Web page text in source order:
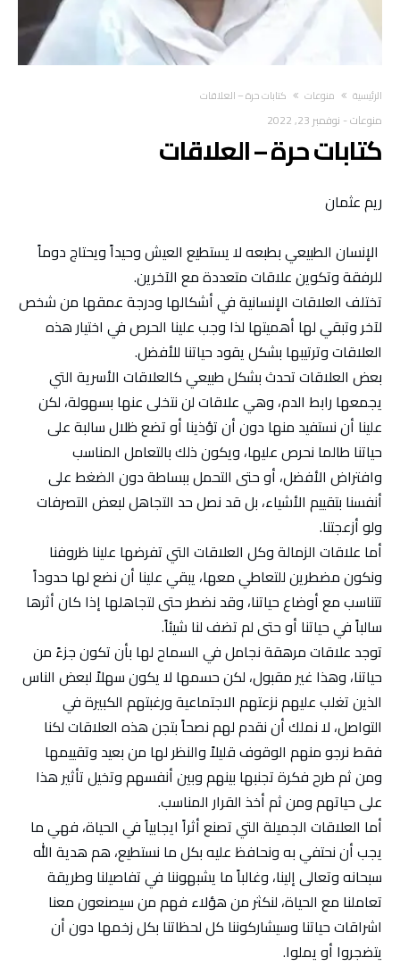
‫الرئيسية‬ منوعات كتابات حرة – العلاقات
منوعات- نوفمبر 23, 2022
كتابات حرة – العلاقات
ريم عثمان
الإنسان الطبيعي بطبعه لا يستطيع العيش وحيداً ويحتاج دوماً
للرفقة وتكوين علاقات متعددة مع الآخرين.
تختلف العلاقات الإنسانية في أشكالها ودرجة عمقها من شخص
لآخر وتبقي لها أهميتها لذا وجب علينا الحرص في اختيار هذه
العلاقات وترتيبها بشكل يقود حياتنا للأفضل.
بعض العلاقات تحدث بشكل طبيعي كالعلاقات الأسرية التي
يجمعها رابط الدم، وهي علاقات لن نتخلى عنها بسهولة، لكن
علينا أن نستفيد منها دون أن تؤذينا أو تضع ظلال سالبة على
حياتنا طالما نحرص عليها، ويكون ذلك بالتعامل المناسب
وافتراض الأفضل، أو حتى التحمل ببساطة دون الضغط على
أنفسنا بتقييم الأشياء، بل قد نصل حد التجاهل لبعض التصرفات
ولو أزعجتنا.
أما علاقات الزمالة وكل العلاقات التي تفرضها علينا ظروفنا
ونكون مضطرين للتعاطي معها، يبقي علينا أن نضع لها حدوداً
تتناسب مع أوضاع حياتنا، وقد نضطر حتى لتجاهلها إذا كان أثرها
سالباً في حياتنا أو حتى لم تضف لنا شيئاً.
توجد علاقات مرهقة نجامل في السماح لها بأن تكون جزءً من
حياتنا، وهذا غير مقبول، لكن حسمها لا يكون سهلاً لبعض الناس
الذين تغلب عليهم نزعتهم الاجتماعية ورغبتهم الكبيرة في
التواصل، لا نملك أن نقدم لهم نصحاً بتجن هذه العلاقات لكنا
فقط نرجو منهم الوقوف قليلاً والنظر لها من بعيد وتقييمها
ومن ثم طرح فكرة تجنبها بينهم وبين أنفسهم وتخيل تأثير هذا
على حياتهم ومن ثم أخذ القرار المناسب.
أما العلاقات الجميلة التي تصنع أثراً ايجابياً في الحياة، فهي ما
يجب أن نحتفي به ونحافظ عليه بكل ما نستطيع، هم هدية الله
سبحانه وتعالى إلينا، وغالباً ما يشبهوننا في تفاصيلنا وطريقة
تعاملنا مع الحياة، لنكثر من هؤلاء فهم من سيصنعون معنا
اشراقات حياتنا وسيشاركوننا كل لحظاتنا بكل زخمها دون أن
يتضجروا أو يملوا.